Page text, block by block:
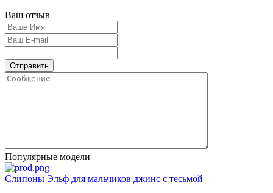
Ваш отзыв
Популярные модели
Слипоны Эльф для мальчиков джинс с тесьмой